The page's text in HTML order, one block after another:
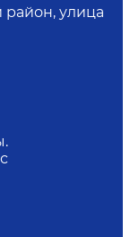
район, улица